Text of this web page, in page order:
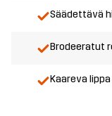
Säädettävä
Brodeeratut
Kaareva lippa